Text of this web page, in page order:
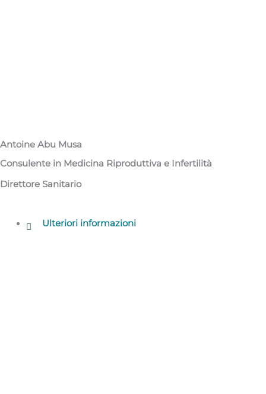
Antoine Abu Musa​
Consulente in Medicina Riproduttiva e Infertilità​
Direttore Sanitario​
Ulteriori informazioni